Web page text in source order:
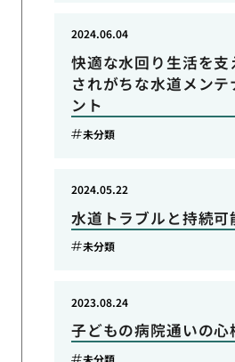
快適な水回り生活を支
されがちな水道メンテ
ント
2024.06.04
未分類
水道トラブルと持続可
2024.05.22
未分類
子どもの病院通いの心
2023.08.24
未分類